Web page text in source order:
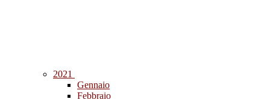
2021
Gennaio
Febbraio